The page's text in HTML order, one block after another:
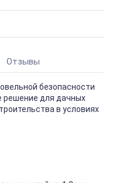
Отзывы
безопасности
решение для дачных
в условиях